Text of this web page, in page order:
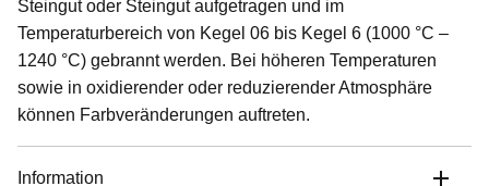
Steingut oder Steingut aufgetragen und im
Temperaturbereich von Kegel 06 bis Kegel 6 (1000 °C –
1240 °C) gebrannt werden. Bei höheren Temperaturen
sowie in oxidierender oder reduzierender Atmosphäre
können Farbveränderungen auftreten.
Information